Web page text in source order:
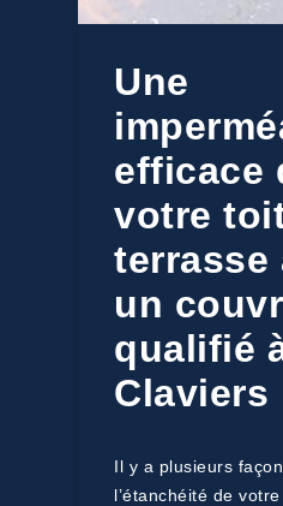
Une
efficace
votre
terrasse
un
qualifié
Claviers
Il y a plusieurs
l’étanchéité de